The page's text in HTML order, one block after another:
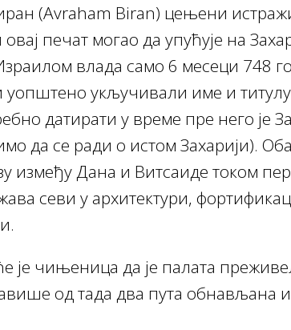
(Avraham Biran) цењени
печат могао да упућује на
Израилом влада само 6 месеци 748
уопштено укључивали име и
датирати у време пре него је
да се ради о истом Захарији).
између Дана и Витсаиде током
севи у архитектури,
је чињеница да је палата
од тада два пута обнављана